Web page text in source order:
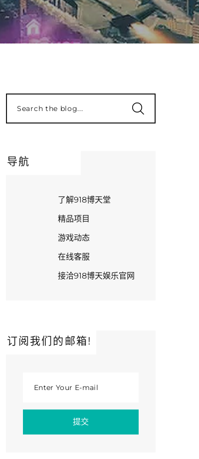
Search the blog...
导航
了解918博天堂
精品项目
游戏动态
在线客服
接洽918博天娱乐官网
订阅我们的邮箱!
Enter Your E-mail
提交